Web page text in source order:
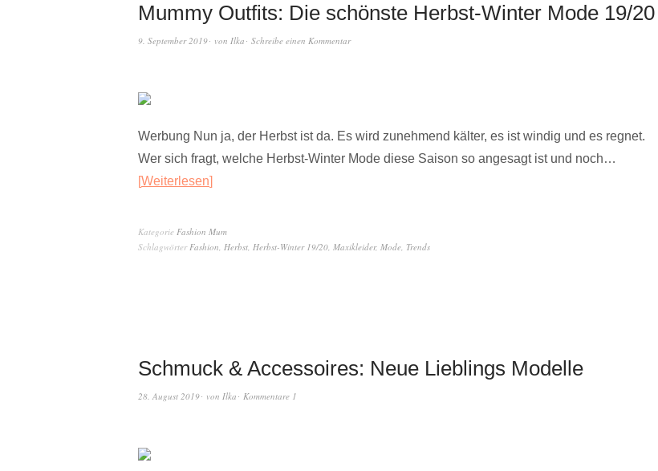
Mummy Outfits: Die schönste Herbst-Winter Mode 19/20
9. September 2019 von Ilka Schreibe einen Kommentar
Werbung Nun ja, der Herbst ist da. Es wird zunehmend kälter, es ist windig und es regnet.
Wer sich fragt, welche Herbst-Winter Mode diese Saison so angesagt ist und noch…
Weiterlesen
Kategorie Fashion Mum
SchlagwörterFashion, Herbst, Herbst-Winter 19/20, Maxikleider, Mode, Trends
Schmuck & Accessoires: Neue Lieblings Modelle
28. August 2019 von Ilka Kommentare 1